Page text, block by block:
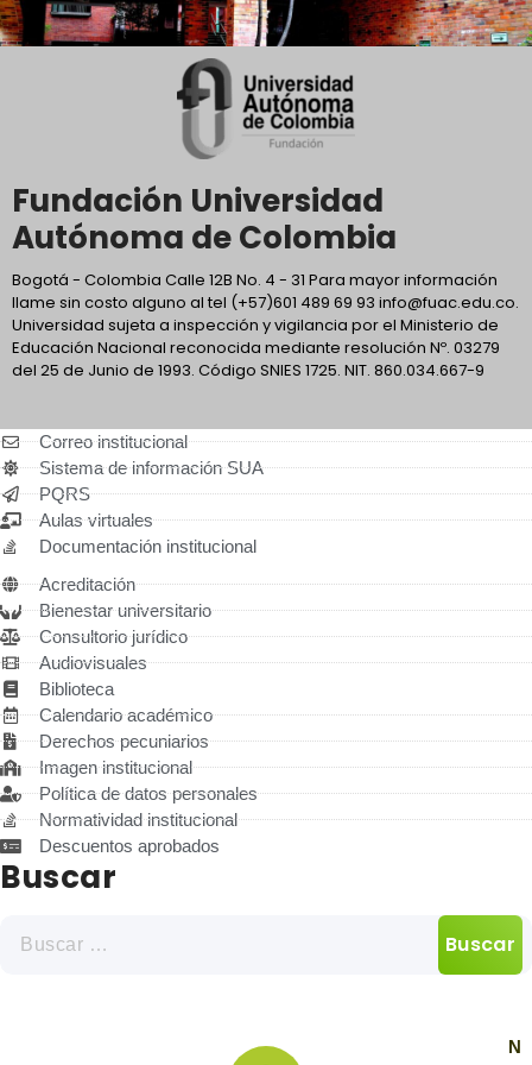
Fundación Universidad
Autónoma de Colombia
Bogotá - Colombia Calle 12B No. 4 - 31 Para mayor información
llame sin costo alguno al tel (+57)601 489 69 93 info@fuac.edu.co.
Universidad sujeta a inspección y vigilancia por el Ministerio de
Educación Nacional reconocida mediante resolución Nº. 03279
del 25 de Junio de 1993. Código SNIES 1725. NIT. 860.034.667-9
Correo institucional
Sistema de información SUA
PQRS
Aulas virtuales
Documentación institucional
Acreditación
Bienestar universitario
Consultorio jurídico
Audiovisuales
Biblioteca
Calendario académico
Derechos pecuniarios
Imagen institucional
Política de datos personales
Normatividad institucional
Descuentos aprobados
Buscar
N